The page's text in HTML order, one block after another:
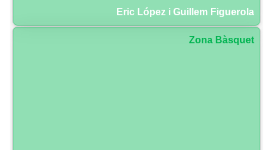
Eric López i Guillem Figuerola
Zona Bàsquet